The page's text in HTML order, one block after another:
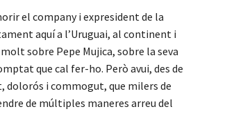
el company i expresident de la
aquí a l’Uruguai, al continent i
sobre Pepe Mujica, sobre la seva
que cal fer-ho. Però avui, des de
i commogut, que milers de
de múltiples maneres arreu del